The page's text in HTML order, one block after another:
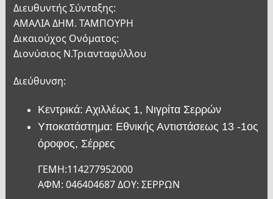
Διευθυντής Σύνταξης:
ΑΜΑΛΙΑ ΔΗΜ. ΤΑΜΠΟΥΡΗ
Δικαιούχος Ονόματος:
Διονύσιος Ν.Τριανταφύλλου
Διεύθυνση:
Κεντρικά: Αχιλλέως 1, Νιγρίτα Σερρών
Υποκατάστημα: Εθνικής Αντιστάσεως 13 -1ος
όροφος, Σέρρες
ΓΕΜΗ:114277952000
ΑΦΜ: 046404687 ΔΟΥ: ΣΕΡΡΩΝ